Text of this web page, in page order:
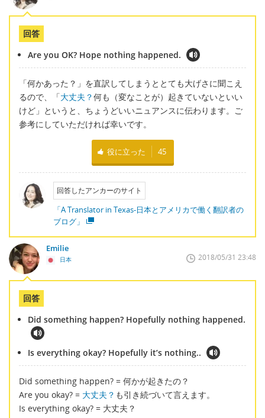
回答
Are you OK? Hope nothing happened.
「何かあった？」を直訳してしまうととても大げさに聞こえ
るので、「大丈夫？何も（変なことが）起きていないといい
けど」というと、ちょうどいいニュアンスに伝わります。ご
参考にしていただければ幸いです。
役に立った 45
回答したアンカーのサイト
「A Translator in Texas-日本とアメリカで働く翻訳者の
ブログ」
Emilie
日本 2018/05/31 23:48
回答
Did something happen? Hopefully nothing happened.
Is everything okay? Hopefully it’s nothing..
Did something happen? = 何かが起きたの？
Are you okay? = 大丈夫？ も引き続づいて言えます。
Is everything okay? = 大丈夫？